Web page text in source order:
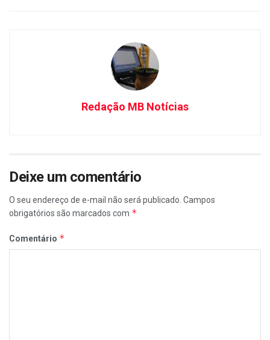
Redação MB Notícias
Deixe um comentário
O seu endereço de e-mail não será publicado. Campos
obrigatórios são marcados com *
Comentário *